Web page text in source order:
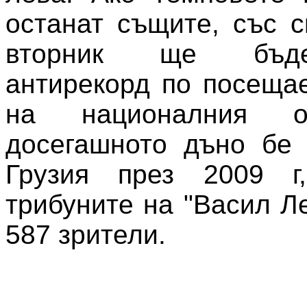
останат същите, със
вторник ще
антирекорд по
на националния
досегашното дъно
Грузия през 2009
трибуните на "Васил
587 зрители.